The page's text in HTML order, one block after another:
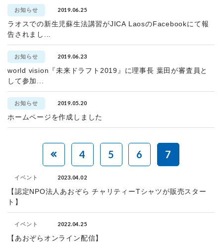
お知らせ 2019.06.25
ラオスでの新生児蘇生法講習がJICA LaosのFacebookにて報
告されまし...
お知らせ 2019.06.23
world vision『未来ドラフト2019』に理事長 葉田が審査員と
して参加...
お知らせ 2019.05.20
ホームページを作成しました
4 5 6 7
イベント 2023.04.02
【認定NPO法人あおぞら チャリティーTシャツが販売スター
ト】
イベント 2022.04.25
【あおぞらオンライン配信】